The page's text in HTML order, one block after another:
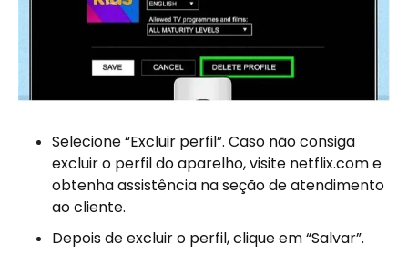
Selecione “Excluir perfil”. Caso não consiga
excluir o perfil do aparelho, visite netflix.com e
obtenha assistência na seção de atendimento
ao cliente.
Depois de excluir o perfil, clique em “Salvar”.